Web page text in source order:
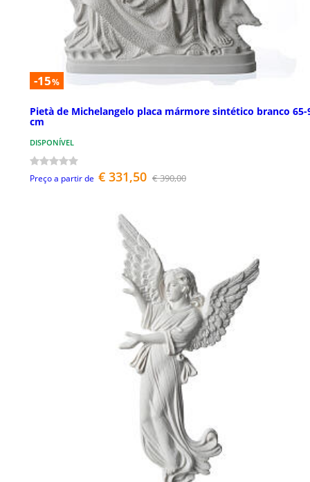
-15%
Pietà de Michelangelo placa mármore sintético branco 65-
cm
DISPONÍVEL
Preço a partir de € 331,50 € 390,00